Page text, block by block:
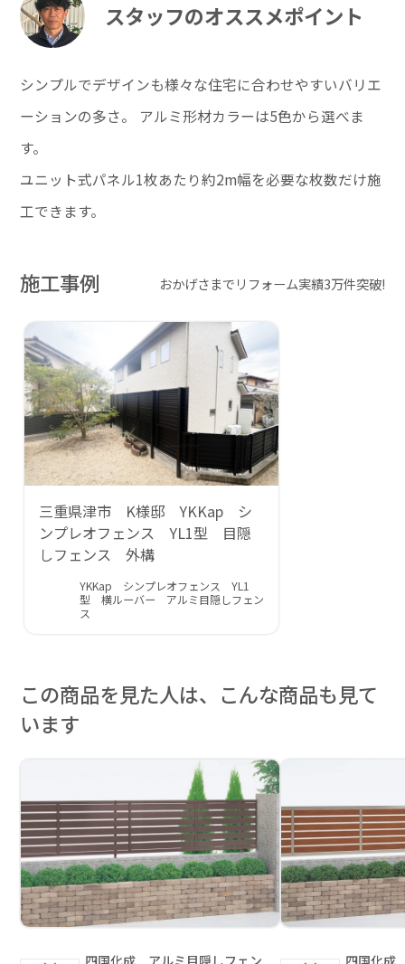
スタッフのオススメポイント
シンプルでデザインも様々な住宅に合わせやすいバリエ
ーションの多さ。 アルミ形材カラーは5色から選べま
す。
ユニット式パネル1枚あたり約2m幅を必要な枚数だけ施
工できます。
施工事例 おかげさまでリフォーム実績3万件突破!
三重県津市 K様邸 YKKap シ
ンプレオフェンス YL1型 目隠
しフェンス 外構
YKKap シンプレオフェンス YL1
型 横ルーバー アルミ目隠しフェン
ス
この商品を見た人は、こんな商品も見て
います